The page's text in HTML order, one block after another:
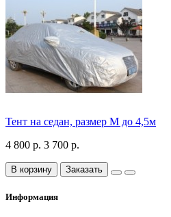
Тент на седан, размер М до 4,5м
4 800 р. 3 700 р.
В корзину Заказать
Информация